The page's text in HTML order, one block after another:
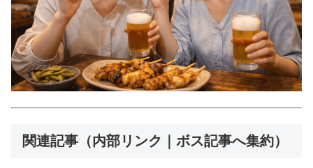
関連記事（内部リンク｜ボス記事へ集約）